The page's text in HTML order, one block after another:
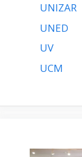
UNIZAR
UNED
UV
UCM